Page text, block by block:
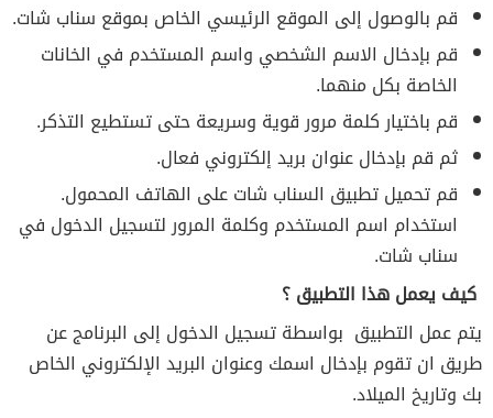
قم بالوصول إلى الموقع الرئيسي الخاص بموقع سناب شات.
قم بإدخال الاسم الشخصي واسم المستخدم في الخانات
الخاصة بكل منهما.
قم باختيار كلمة مرور قوية وسريعة حتى تستطيع التذكر.
ثم قم بإدخال عنوان بريد إلكتروني فعال.
قم تحميل تطبيق السناب شات على الهاتف المحمول.
استخدام اسم المستخدم وكلمة المرور لتسجيل الدخول في
سناب شات.
كيف يعمل هذا التطبيق ؟
يتم عمل التطبيق بواسطة تسجيل الدخول إلى البرنامج عن
طريق ان تقوم بإدخال اسمك وعنوان البريد الإلكتروني الخاص
بك وتاريخ الميلاد.